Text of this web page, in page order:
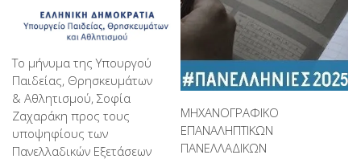
Το μήνυμα της Υπουργού
Παιδείας, Θρησκευμάτων
& Αθλητισμού, Σοφία
Ζαχαράκη προς τους
υποψηφίους των
Πανελλαδικών Εξετάσεων
ΜΗΧΑΝΟΓΡΑΦΙΚΟ
ΕΠΑΝΑΛΗΠΤΙΚΩΝ
ΠΑΝΕΛΛΑΔΙΚΩΝ